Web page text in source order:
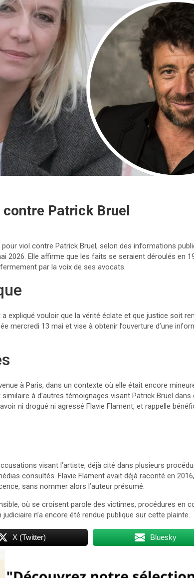
Patrick Bruel
viol contre Patrick Bruel, selon des informations
2026. Elle affirme que les faits se seraient déroulés en
par la voix de ses avocats.
expliqué vouloir que la vérité éclate et que justice soit
mercredi 13 mai et vise à obtenir l’ouverture d’une
à Paris, dans un contexte où elle était encore
à d’autres témoignages visant Patrick Bruel dans
ni drogué ni agressé Flavie Flament, et rappelle
visant l’artiste, déjà cité dans plusieurs
consultés. Flavie Flament avait déjà raconté en 2016,
sans nommer alors l’auteur présumé.
où se croisent parole des victimes, procédures en
n’a encore été rendue publique sur cette plainte.
X (Twitter) Bluesky